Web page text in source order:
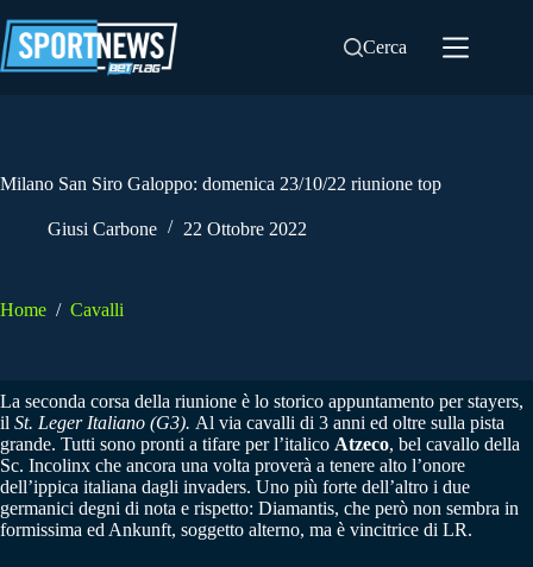
al
contenuto
Cerca
Milano San Siro Galoppo: domenica 23/10/22 riunione top
Giusi Carbone 22 Ottobre 2022
Home / Cavalli
La seconda corsa della riunione è lo storico appuntamento per stayers,
il St. Leger Italiano (G3). Al via cavalli di 3 anni ed oltre sulla pista
grande. Tutti sono pronti a tifare per l’italico Atzeco, bel cavallo della
Sc. Incolinx che ancora una volta proverà a tenere alto l’onore
dell’ippica italiana dagli invaders. Uno più forte dell’altro i due
germanici degni di nota e rispetto: Diamantis, che però non sembra in
formissima ed Ankunft, soggetto alterno, ma è vincitrice di LR.